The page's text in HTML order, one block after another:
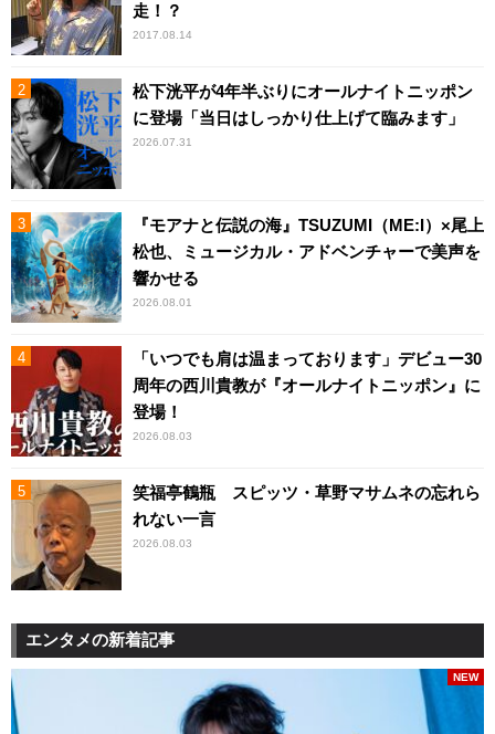
走！？
2017.08.14
松下洸平が4年半ぶりにオールナイトニッポン
に登場「当日はしっかり仕上げて臨みます」
2026.07.31
『モアナと伝説の海』TSUZUMI（ME:I）×尾上
松也、ミュージカル・アドベンチャーで美声を
響かせる
2026.08.01
「いつでも肩は温まっております」デビュー30
周年の西川貴教が『オールナイトニッポン』に
登場！
2026.08.03
笑福亭鶴瓶 スピッツ・草野マサムネの忘れら
れない一言
2026.08.03
エンタメの新着記事
NEW